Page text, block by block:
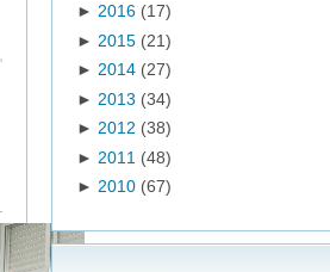
► 2016 (17)
► 2015 (21)
► 2014 (27)
► 2013 (34)
► 2012 (38)
► 2011 (48)
► 2010 (67)